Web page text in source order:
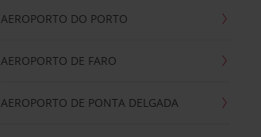
AEROPORTO DO PORTO
AEROPORTO DE FARO
AEROPORTO DE PONTA DELGADA